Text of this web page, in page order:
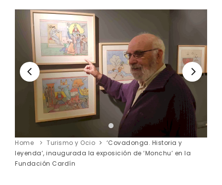
Home Turismo y Ocio
‘Covadonga. Historia y
leyenda’, inaugurada la exposición de ‘Monchu’ en la
Fundación Cardín